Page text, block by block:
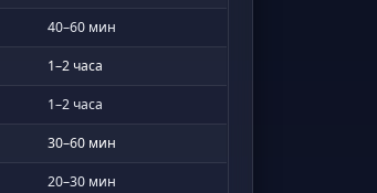
40–60 мин
1–2 часа
1–2 часа
30–60 мин
20–30 мин